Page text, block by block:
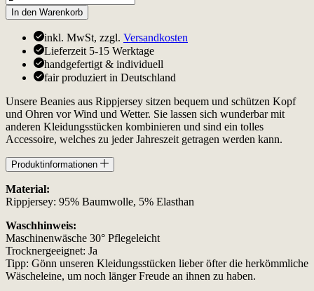
In den Warenkorb
inkl. MwSt, zzgl. Versandkosten
Lieferzeit 5-15 Werktage
handgefertigt & individuell
fair produziert in Deutschland
Unsere Beanies aus Rippjersey sitzen bequem und schützen Kopf
und Ohren vor Wind und Wetter. Sie lassen sich wunderbar mit
anderen Kleidungsstücken kombinieren und sind ein tolles
Accessoire, welches zu jeder Jahreszeit getragen werden kann.
Produktinformationen
Material:
Rippjersey: 95% Baumwolle, 5% Elasthan
Waschhinweis:
Maschinenwäsche 30° Pflegeleicht
Trocknergeeignet: Ja
Tipp: Gönn unseren Kleidungsstücken lieber öfter die herkömmliche
Wäscheleine, um noch länger Freude an ihnen zu haben.